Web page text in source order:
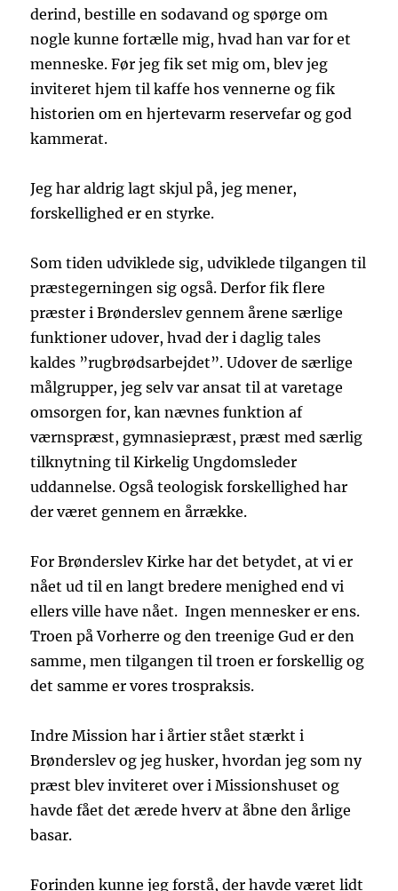
derind, bestille en sodavand og spørge om
nogle kunne fortælle mig, hvad han var for et
menneske. Før jeg fik set mig om, blev jeg
inviteret hjem til kaffe hos vennerne og fik
historien om en hjertevarm reservefar og god
kammerat.
Jeg har aldrig lagt skjul på, jeg mener,
forskellighed er en styrke.
Som tiden udviklede sig, udviklede tilgangen til
præstegerningen sig også. Derfor fik flere
præster i Brønderslev gennem årene særlige
funktioner udover, hvad der i daglig tales
kaldes ”rugbrødsarbejdet”. Udover de særlige
målgrupper, jeg selv var ansat til at varetage
omsorgen for, kan nævnes funktion af
værnspræst, gymnasiepræst, præst med særlig
tilknytning til Kirkelig Ungdomsleder
uddannelse. Også teologisk forskellighed har
der været gennem en årrække.
For Brønderslev Kirke har det betydet, at vi er
nået ud til en langt bredere menighed end vi
ellers ville have nået. Ingen mennesker er ens.
Troen på Vorherre og den treenige Gud er den
samme, men tilgangen til troen er forskellig og
det samme er vores trospraksis.
Indre Mission har i årtier stået stærkt i
Brønderslev og jeg husker, hvordan jeg som ny
præst blev inviteret over i Missionshuset og
havde fået det ærede hverv at åbne den årlige
basar.
Forinden kunne jeg forstå, der havde været lidt